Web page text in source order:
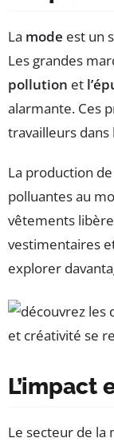
La mode est un
Les grandes
pollution et
alarmante. Ces
travailleurs
La production
polluantes au
vêtements
vestimentaires
explorer
Le secteur de la